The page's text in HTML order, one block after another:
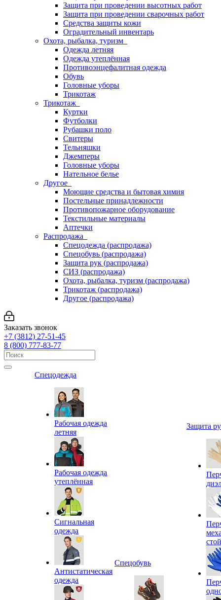
Защита при проведении высотных работ
Защита при проведении сварочных работ
Средства защиты кожи
Оградительный инвентарь
Охота, рыбалка, туризм
Одежда летняя
Одежда утеплённая
Противоэнцефалитная одежда
Обувь
Головные уборы
Трикотаж
Трикотаж
Куртки
Футболки
Рубашки поло
Свитеры
Тельняшки
Джемперы
Головные уборы
Нательное белье
Другое
Моющие средства и бытовая химия
Постельные принадлежности
Противопожарное оборудование
Текстильные материалы
Аптечки
Распродажа
Спецодежда (распродажа)
Спецобувь (распродажа)
Защита рук (распродажа)
СИЗ (распродажа)
Охота, рыбалка, туризм (распродажа)
Трикотаж (распродажа)
Другое (распродажа)
Заказать звонок
+7 (3812) 27-51-45
8 (800) 777-83-77
Спецодежда
Рабочая одежда
летняя
Рабочая одежда
утеплённая
Сигнальная
одежда
Антистатическая
одежда
Спецобувь
Защита